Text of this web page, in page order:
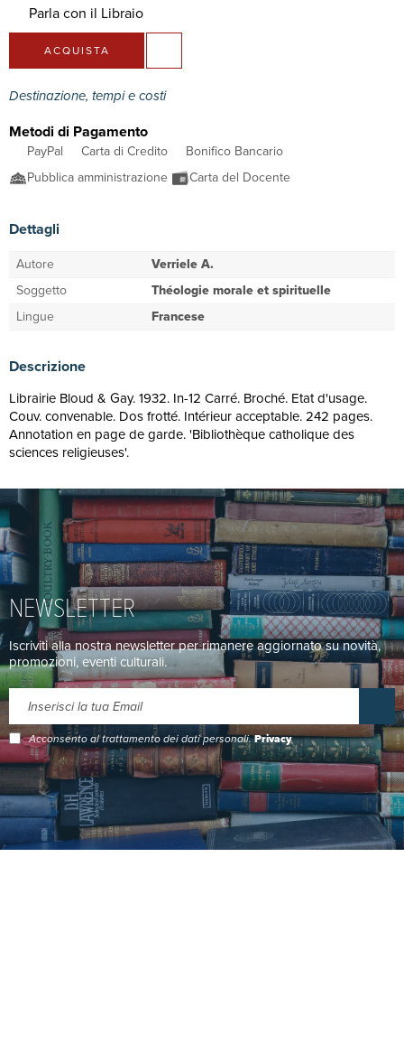
Parla con il Libraio
ACQUISTA
Destinazione, tempi e costi
Metodi di Pagamento
PayPal Carta di Credito
Bonifico Bancario
Pubblica amministrazione
Carta del Docente
Dettagli
Autore
Verriele A.
Soggetto
Théologie morale et spirituelle
Lingue
Francese
Descrizione
Librairie Bloud & Gay. 1932. In-12 Carré. Broché. Etat d'usage.
Couv. convenable. Dos frotté. Intérieur acceptable. 242 pages.
Annotation en page de garde. 'Bibliothèque catholique des
sciences religieuses'.
NEWSLETTER
Iscriviti alla nostra newsletter per rimanere aggiornato su novità,
promozioni, eventi culturali.
Acconsento al trattamento dei dati personali.Privacy